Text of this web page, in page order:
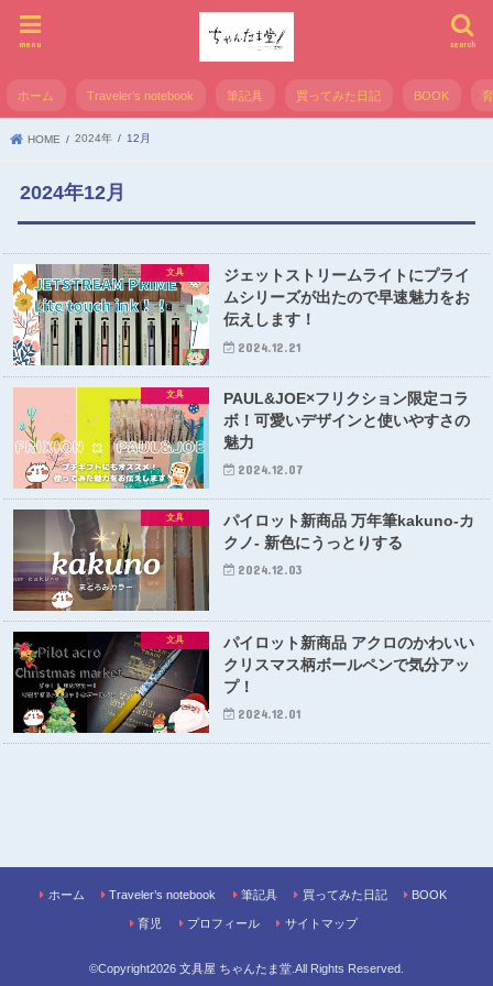
search
menu
ホーム Traveler’s notebook 筆記具 買ってみた日記 BOOK
HOME 2024年 12月
2024年12月
文具
ジェットストリームライトにプライ
ムシリーズが出たので早速魅力をお
伝えします！
2024.12.21
文具
PAUL&JOE×フリクション限定コラ
ボ！可愛いデザインと使いやすさの
魅力
2024.12.07
文具
パイロット新商品 万年筆kakuno-カ
クノ- 新色にうっとりする
2024.12.03
文具
パイロット新商品 アクロのかわいい
クリスマス柄ボールペンで気分アッ
プ！
2024.12.01
ホーム Traveler’s notebook 筆記具 買ってみた日記 BOOK
育児 プロフィール サイトマップ
©Copyright2026 文具屋 ちゃんたま堂 .All Rights Reserved.